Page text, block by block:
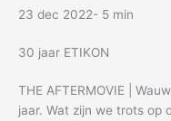
23 dec 2022- 5 min
30 jaar ETIKON
THE AFTERMOVIE |
jaar. Wat zijn we trots op